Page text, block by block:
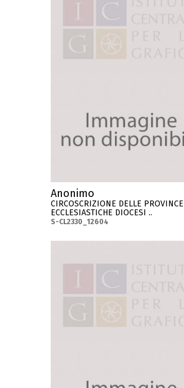
Anonimo
CIRCOSCRIZIONE DELLE PROVINCE
ECCLESIASTICHE DIOCESI ..
S-CL2330_12604